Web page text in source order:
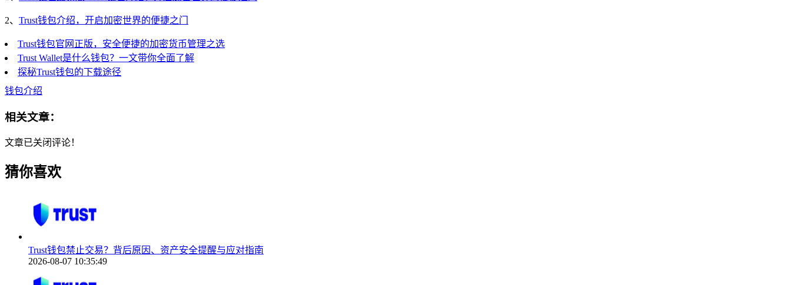
2、 Trust钱包介绍，开启加密世界的便捷之门
Trust钱包官网正版，安全便捷的加密货币管理之选
Trust Wallet是什么钱包？一文带你全面了解
探秘Trust钱包的下载途径
钱包介绍
相关文章：
文章已关闭评论！
猜你喜欢
Trust钱包禁止交易？背后原因、资产安全提醒与应对指南
2026-08-07 10:35:49